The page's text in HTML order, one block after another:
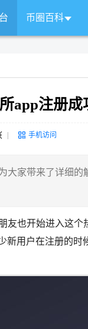
币圈百科
app注册成
手机访问
大家带来了详细的
友也开始进入这个
新用户在注册的时